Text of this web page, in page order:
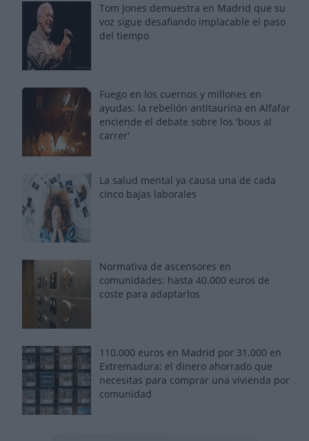
Tom Jones demuestra en Madrid que su
voz sigue desafiando implacable el paso
del tiempo
Fuego en los cuernos y millones en
ayudas: la rebelión antitaurina en Alfafar
enciende el debate sobre los 'bous al
carrer'
La salud mental ya causa una de cada
cinco bajas laborales
Normativa de ascensores en
comunidades: hasta 40.000 euros de
coste para adaptarlos
110.000 euros en Madrid por 31.000 en
Extremadura: el dinero ahorrado que
necesitas para comprar una vivienda por
comunidad